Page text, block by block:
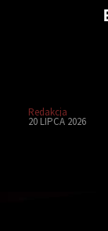
Redakcja
20 LIPCA 2026